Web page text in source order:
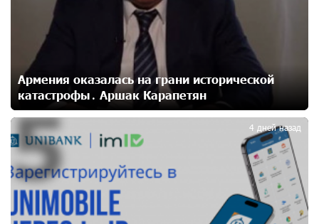
Юнибанк разыграет поездку в Италию среди новых
держателей карт Mastercard World «Travel»
24 дней назад
Москва–Баку: есть разногласия, но связи
24 дней назад
День благодарности клиентам в Ванадзоре: IDBank
25 дней назад
Армения оказалась на грани исторической
катастрофы․ Аршак Карапетян
4 дней назад
5